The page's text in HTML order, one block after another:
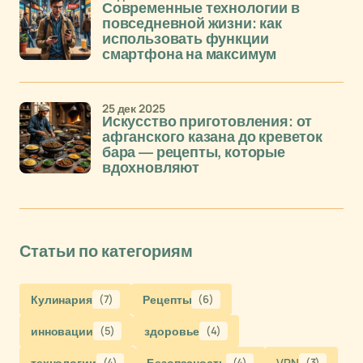
Современные технологии в
повседневной жизни: как
использовать функции
смартфона на максимум
Искусство приготовления: от
афганского казана до креветок
бара — рецепты, которые
вдохновляют
25 дек 2025
Статьи по категориям
Кулинария (7) Рецепты (6)
инновации (5) здоровье (4)